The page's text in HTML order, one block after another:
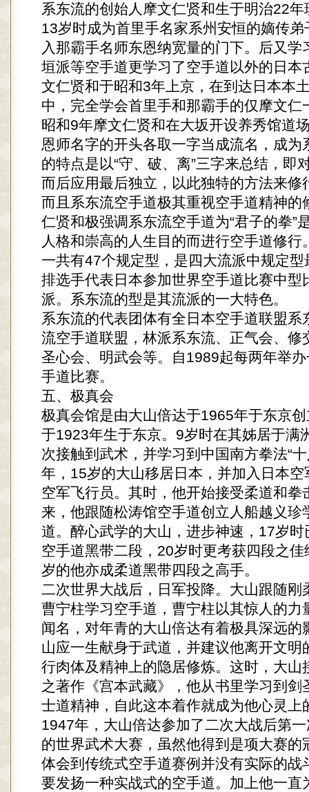
系东流的创始人摩文仁贤和生于明治22年
13岁时成为首里手名家系州安恒的嫡传
入那霸手名师东恩纳宽量的门下。后又学
垣派等空手道更学习了空手道以外的日本
文仁贤和于昭和3年上京，在到达日本本
中，完全学会首里手和那霸手的仅摩文仁
昭和9年摩文仁贤和在大坂开设养秀馆道
恩师名字的开头各取一字当成流名，成为
的特点是以“守、破、离”三字来总结，即
而后应用最后独立，以此独特的方法来修
而且系东流空手道极其重视空手道精神的
仁贤和极强调系东流空手道为“君子的拳”
人格和崇高的人生目的而进行空手道修行
一共有47个规定型，是四大流派中规定型
排选手代表日本参加世界空手道比赛中型
派。系东流的型是其流派的一大特色。
系东流的代表团体有全日本空手道联盟系
流空手道联盟，林派系东流、正气会、修
圣心会、明武会等。自1989起每两年举
手道比赛。
五、极真会
极真会馆是由大山倍达于1965年于东京
于1923年生于东京。9岁时在其姊居于满
次接触到武术，并学习到中国南方拳法“
年，15岁的大山移居日本，并加入日本空
空军飞行员。其时，他开始接受柔道和拳
来，他跟随松涛馆空手道创立人船越义珍
道。醉心武学的大山，进步神速，17岁时
空手道黑带二段，20岁时更考获四段之
岁的他亦成柔道黑带四段之高手。
二次世界大战后，日军投降。大山跟随刚
曹宁柱学习空手道，曹宁柱以其惊人的力
闻名，对年青的大山倍达有着极具深远的
山应一生献身于武道，并建议他离开文明
行肉体及精神上的隐居修炼。这时，大山
之著作《宫本武藏》，他从书里学习到剑
士道精神，自此这本着作就成为他心灵上
1947年，大山倍达参加了二次大战后第
的世界武术大赛，虽然他得到是项大赛的
体会到传统式空手道赛例并没有实际的战
要发扬一种实战式的空手道。加上他一直